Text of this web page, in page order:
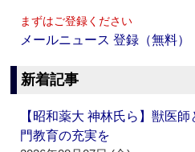
まずはご登録ください
メールニュース 登録（無料）
新着記事
【昭和薬大 神林氏ら】獣医
門教育の充実を